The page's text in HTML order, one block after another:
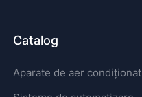
Catalog
Aparate de aer condiționat